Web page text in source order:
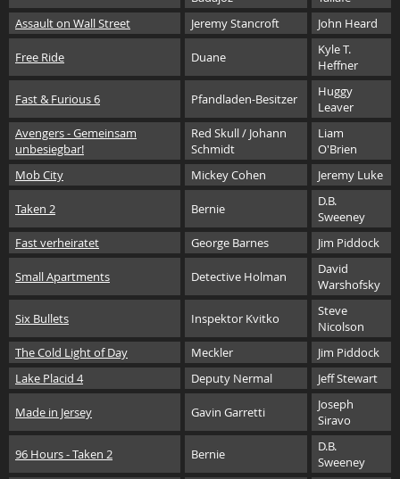
Assault on Wall Street
Jeremy Stancroft John Heard
Free Ride Duane
Kyle T.
Heffner
Fast & Furious 6 Pfandladen-Besitzer
Huggy
Leaver
Avengers - Gemeinsam
unbesiegbar!
Red Skull / Johann
Schmidt
Liam
O'Brien
Mob City
Mickey Cohen Jeremy Luke
Taken 2 Bernie
D.B.
Sweeney
Fast verheiratet
George Barnes Jim Piddock
Small Apartments Detective Holman
David
Warshofsky
Six Bullets Inspektor Kvitko
Steve
Nicolson
The Cold Light of Day
Meckler
Jim Piddock
Lake Placid 4
Deputy Nermal Jeff Stewart
Made in Jersey Gavin Garretti
Joseph
Siravo
96 Hours - Taken 2 Bernie
D.B.
Sweeney